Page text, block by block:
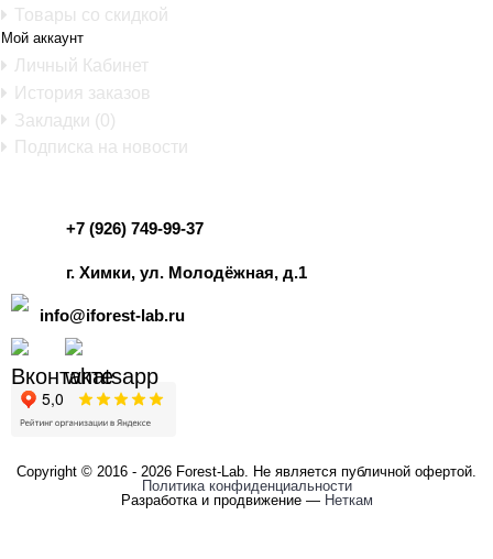
Товары со скидкой
Мой аккаунт
Личный Кабинет
История заказов
Закладки (0)
Подписка на новости
+7 (926) 749-99-37
г. Химки, ул. Молодёжная, д.1
info@iforest-lab.ru
Copyright © 2016 - 2026 Forest-Lab. Не является публичной офертой.
Политика конфиденциальности
Разработка и продвижение — Неткам